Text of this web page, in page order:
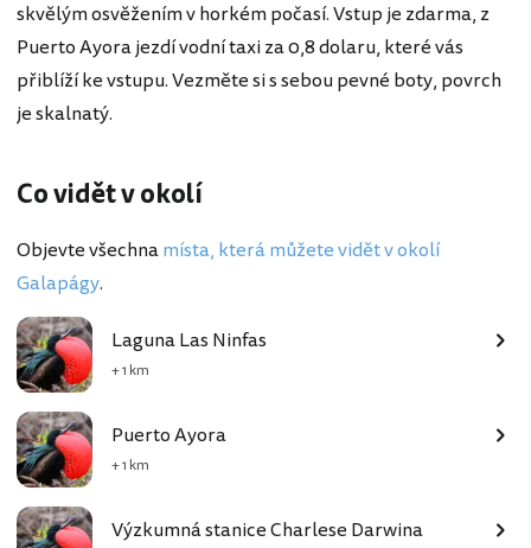
skvělým osvěžením v horkém počasí. Vstup je zdarma, z
Puerto Ayora jezdí vodní taxi za 0,8 dolaru, které vás
přiblíží ke vstupu. Vezměte si s sebou pevné boty, povrch
je skalnatý.
Co vidět v okolí
Objevte všechnamísta, která můžete vidět v okolí
Galapágy.
Laguna Las Ninfas
+ 1 km
Puerto Ayora
+ 1 km
Výzkumná stanice Charlese Darwina